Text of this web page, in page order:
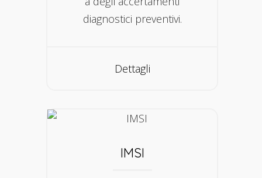
diagnostici preventivi.
Dettagli
IMSI